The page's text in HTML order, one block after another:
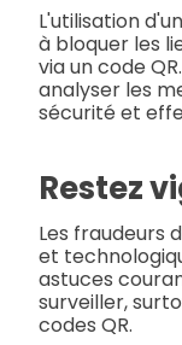
L'utilisation
à bloquer les
via un code
analyser les
sécurité et
Restez
Les fraudeurs
et
astuces
surveiller,
codes QR.